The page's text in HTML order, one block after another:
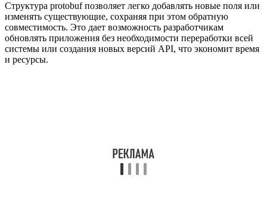
Структура protobuf позволяет легко добавлять новые поля или
изменять существующие, сохраняя при этом обратную
совместимость. Это дает возможность разработчикам
обновлять приложения без необходимости переработки всей
системы или создания новых версий API, что экономит время
и ресурсы.